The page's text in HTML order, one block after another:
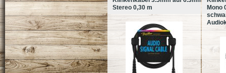
Stereo 0,30 m
Mono